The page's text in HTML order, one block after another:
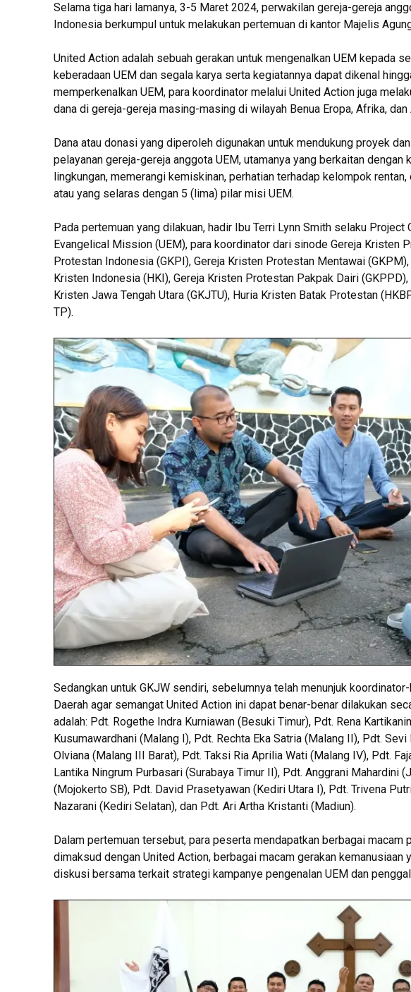
Selama tiga hari lamanya, 3-5 Maret 2024, perwakilan gereja-gereja
Indonesia berkumpul untuk melakukan pertemuan di kantor Majelis
United Action adalah sebuah gerakan untuk mengenalkan UEM kepada
keberadaan UEM dan segala karya serta kegiatannya dapat dikenal
memperkenalkan UEM, para koordinator melalui United Action juga
dana di gereja-gereja masing-masing di wilayah Benua Eropa, Afrika, dan
Dana atau donasi yang diperoleh digunakan untuk mendukung proyek
pelayanan gereja-gereja anggota UEM, utamanya yang berkaitan
lingkungan, memerangi kemiskinan, perhatian terhadap kelompok
atau yang selaras dengan 5 (lima) pilar misi UEM.
Pada pertemuan yang dilakuan, hadir Ibu Terri Lynn Smith selaku
Evangelical Mission (UEM), para koordinator dari sinode Gereja Kristen
Protestan Indonesia (GKPI), Gereja Kristen Protestan Mentawai
Kristen Indonesia (HKI), Gereja Kristen Protestan Pakpak Dairi (GKPPD),
Kristen Jawa Tengah Utara (GKJTU), Huria Kristen Batak Protestan
TP).
Sedangkan untuk GKJW sendiri, sebelumnya telah menunjuk
Daerah agar semangat United Action ini dapat benar-benar dilakukan
adalah: Pdt. Rogethe Indra Kurniawan (Besuki Timur), Pdt. Rena
Kusumawardhani (Malang I), Pdt. Rechta Eka Satria (Malang II), Pdt.
Olviana (Malang III Barat), Pdt. Taksi Ria Aprilia Wati (Malang IV), Pdt.
Lantika Ningrum Purbasari (Surabaya Timur II), Pdt. Anggrani Mahardini
(Mojokerto SB), Pdt. David Prasetyawan (Kediri Utara I), Pdt. Trivena
Nazarani (Kediri Selatan), dan Pdt. Ari Artha Kristanti (Madiun).
Dalam pertemuan tersebut, para peserta mendapatkan berbagai
dimaksud dengan United Action, berbagai macam gerakan kemanusiaan
diskusi bersama terkait strategi kampanye pengenalan UEM dan